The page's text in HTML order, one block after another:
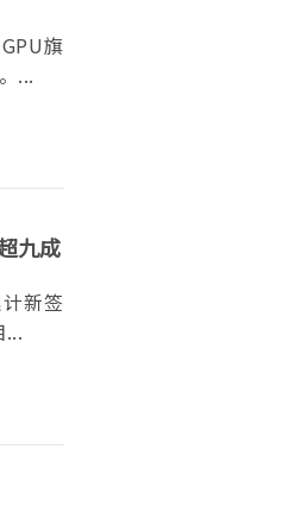
旗
...
九成
新签
...